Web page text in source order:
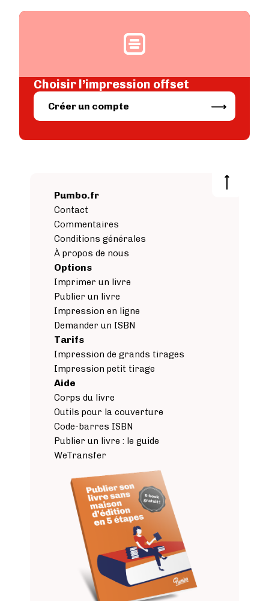
Image
Choisir l’impression offset
Image
Créer un compte
Pumbo.fr
Contact
Commentaires
Conditions générales
À propos de nous
Options
Imprimer un livre
Publier un livre
Impression en ligne
Demander un ISBN
Tarifs
Impression de grands tirages
Impression petit tirage
Aide
Corps du livre
Outils pour la couverture
Code-barres ISBN
Publier un livre : le guide
WeTransfer